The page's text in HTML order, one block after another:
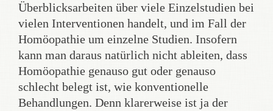
Überblicksarbeiten über viele Einzelstudien bei
vielen Interventionen handelt, und im Fall der
Homöopathie um einzelne Studien. Insofern
kann man daraus natürlich nicht ableiten, dass
Homöopathie genauso gut oder genauso
schlecht belegt ist, wie konventionelle
Behandlungen. Denn klarerweise ist ja der